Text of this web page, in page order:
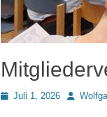
PostedJuli 1, 2026 Autor